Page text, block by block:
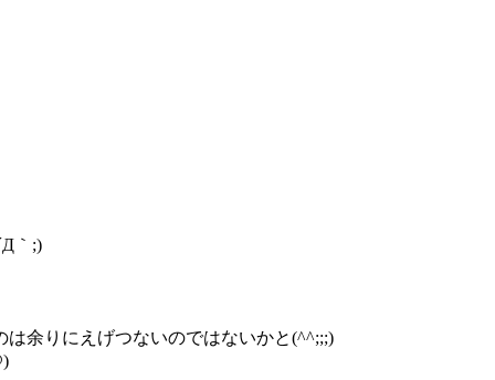
｀;)
余りにえげつないのではないかと(^^;;;)